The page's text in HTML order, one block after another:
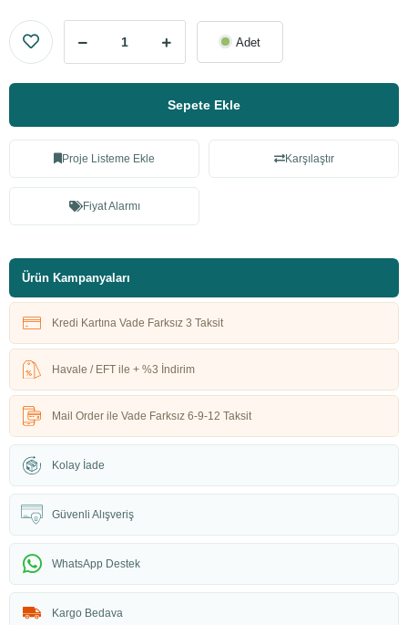
Adet
Sepete Ekle
Proje Listeme Ekle Karşılaştır
Fiyat Alarmı
Ürün Kampanyaları
Kredi Kartına Vade Farksız 3 Taksit
Havale / EFT ile + %3 İndirim
Mail Order ile Vade Farksız 6-9-12 Taksit
Kolay İade
Güvenli Alışveriş
WhatsApp Destek
Kargo Bedava